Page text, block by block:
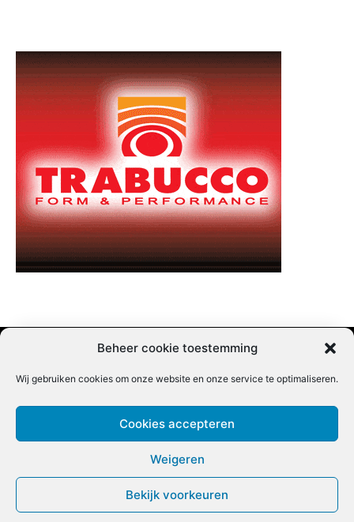
Beheer cookie toestemming
Wij gebruiken cookies om onze website en onze service te optimaliseren.
Cookies accepteren
Weigeren
Bekijk voorkeuren
Nieuwsbrief inschrijven | Partner content